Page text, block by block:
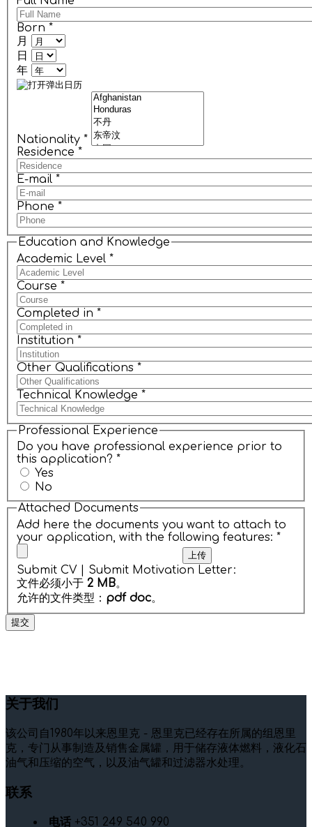
Born *
月
日
年
Nationality *
Residence *
E-mail *
Phone *
Education and Knowledge
Academic Level *
Course *
Completed in *
Institution *
Other Qualifications *
Technical Knowledge *
Professional Experience
Do you have professional experience prior to
this application? *
Yes
No
Attached Documents
Add here the documents you want to attach to
your application, with the following features: *
Submit CV | Submit Motivation Letter:
文件必须小于 2 MB。
允许的文件类型： pdf doc。
关于我们
该公司自1980年以来恩里克 - 恩里克已经存在所属的组恩里
克，专门从事制造及销售金属罐，用于储存液体燃料，液化石
油气和压缩的空气，以及油气罐和过滤器水处理。
联系
电话 +351 249 540 990